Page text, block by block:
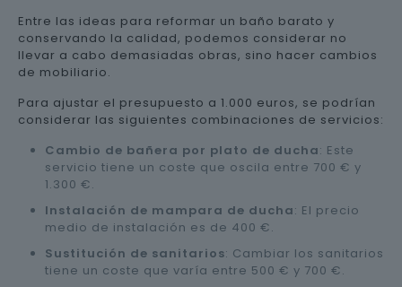
Entre las ideas para reformar un baño barato y
conservando la calidad, podemos considerar no
llevar a cabo demasiadas obras, sino hacer cambios
de mobiliario.
Para ajustar el presupuesto a 1.000 euros, se podrían
considerar las siguientes combinaciones de servicios:
Cambio de bañera por plato de ducha: Este
servicio tiene un coste que oscila entre 700 € y
1.300 €.
Instalación de mampara de ducha: El precio
medio de instalación es de 400 €.
Sustitución de sanitarios: Cambiar los sanitarios
tiene un coste que varía entre 500 € y 700 €.